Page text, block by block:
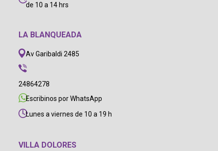
de 10 a 14 hrs
LA BLANQUEADA
Av Garibaldi 2485
24864278
Escribinos por WhatsApp
Lunes a viernes de 10 a 19 h
VILLA DOLORES